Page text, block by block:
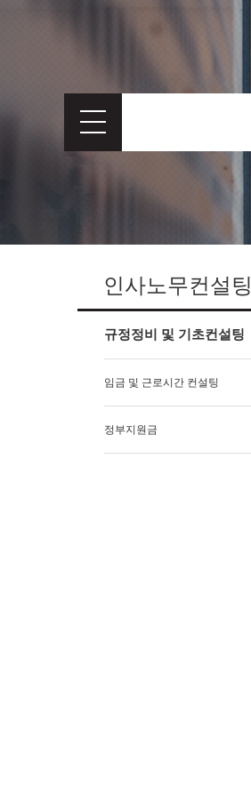
인사노무컨설팅
규정정비 및 기초컨설팅
임금 및 근로시간 컨설팅
정부지원금